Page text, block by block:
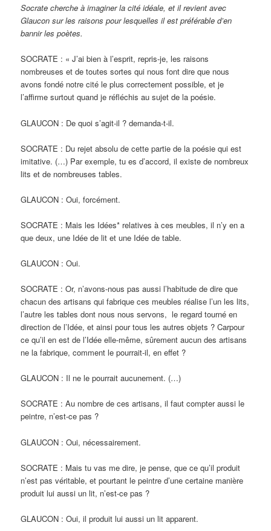
Socrate cherche à imaginer la cité idéale, et il revient avec
Glaucon sur les raisons pour lesquelles il est préférable d’en
bannir les poètes.
SOCRATE : « J’ai bien à l’esprit, repris-je, les raisons
nombreuses et de toutes sortes qui nous font dire que nous
avons fondé notre cité le plus correctement possible, et je
l’affirme surtout quand je réfléchis au sujet de la poésie.
GLAUCON : De quoi s’agit-il ? demanda-t-il.
SOCRATE : Du rejet absolu de cette partie de la poésie qui est
imitative. (…) Par exemple, tu es d’accord, il existe de nombreux
lits et de nombreuses tables.
GLAUCON : Oui, forcément.
SOCRATE : Mais les Idées* relatives à ces meubles, il n’y en a
que deux, une Idée de lit et une Idée de table.
GLAUCON : Oui.
SOCRATE : Or, n’avons-nous pas aussi l’habitude de dire que
chacun des artisans qui fabrique ces meubles réalise l’un les lits,
l’autre les tables dont nous nous servons, le regard tourné en
direction de l’Idée, et ainsi pour tous les autres objets ? Carpour
ce qu’il en est de l’Idée elle-même, sûrement aucun des artisans
ne la fabrique, comment le pourrait-il, en effet ?
GLAUCON : Il ne le pourrait aucunement. (…)
SOCRATE : Au nombre de ces artisans, il faut compter aussi le
peintre, n’est-ce pas ?
GLAUCON : Oui, nécessairement.
SOCRATE : Mais tu vas me dire, je pense, que ce qu’il produit
n’est pas véritable, et pourtant le peintre d’une certaine manière
produit lui aussi un lit, n’est-ce pas ?
GLAUCON : Oui, il produit lui aussi un lit apparent.